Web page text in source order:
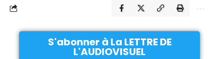
S'abonner à La LETTRE DE
L'AUDIOVISUEL